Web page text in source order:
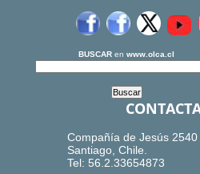
BUSCAR en www.olca.cl
Compañía de Jesús 2540
Santiago, Chile.
Tel: 56.2.33654873